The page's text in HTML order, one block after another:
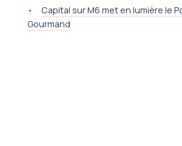
Capital sur M6 met en lumière le
Gourmand